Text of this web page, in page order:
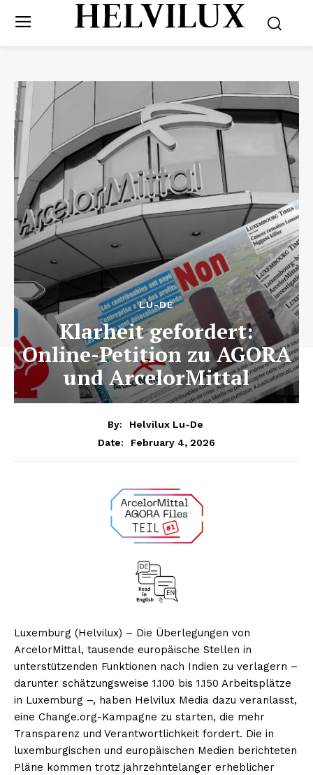
LU-DE
Klarheit gefordert:
Online-Petition zu AGORA
und ArcelorMittal
By:
Helvilux Lu-De
Date:
February 4, 2026
Luxemburg (Helvilux) – Die Überlegungen von
ArcelorMittal, tausende europäische Stellen in
unterstützenden Funktionen nach Indien zu verlagern –
darunter schätzungsweise 1.100 bis 1.150 Arbeitsplätze
in Luxemburg –, haben Helvilux Media dazu veranlasst,
eine Change.org-Kampagne zu starten, die mehr
Transparenz und Verantwortlichkeit fordert. Die in
luxemburgischen und europäischen Medien berichteten
Pläne kommen trotz jahrzehntelanger erheblicher